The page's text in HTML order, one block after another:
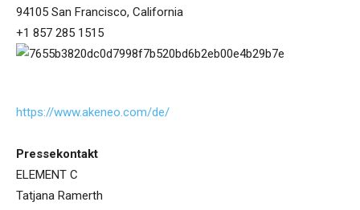
94105 San Francisco, California
+1 857 285 1515
https://www.akeneo.com/de/
Pressekontakt
ELEMENT C
Tatjana Ramerth